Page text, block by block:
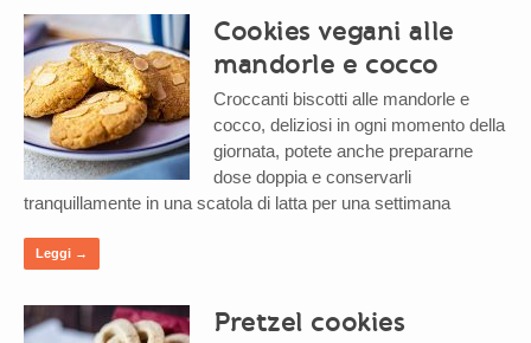
Cookies vegani alle
mandorle e cocco
Croccanti biscotti alle mandorle e
cocco, deliziosi in ogni momento della
giornata, potete anche prepararne
dose doppia e conservarli
tranquillamente in una scatola di latta per una settimana
Leggi →
Pretzel cookies